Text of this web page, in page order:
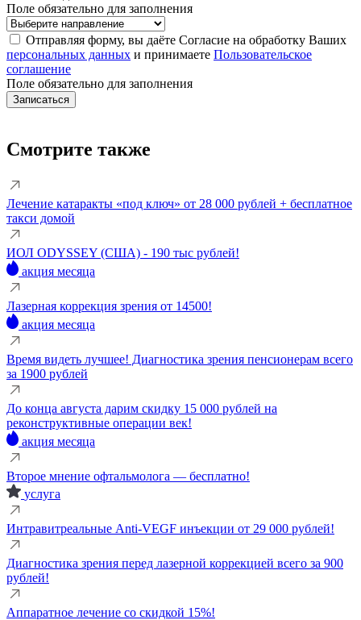
Поле обязательно для заполнения
Отправляя форму, вы даёте Согласие на обработку Ваших
персональных данных и принимаете Пользовательское
соглашение
Поле обязательно для заполнения
Смотрите также
Лечение катаракты «под ключ» от 28 000 рублей + бесплатное
такси домой
ИОЛ ODYSSEY (США) - 190 тыс рублей!
акция месяца
Лазерная коррекция зрения от 14500!
акция месяца
Время видеть лучшее! Диагностика зрения пенсионерам всего
за 1900 рублей
До конца августа дарим скидку 15 000 рублей на
реконструктивные операции век!
акция месяца
Второе мнение офтальмолога — бесплатно!
услуга
Интравитреальные Anti-VEGF инъекции от 29 000 рублей!
Диагностика зрения перед лазерной коррекцией всего за 900
рублей!
Аппаратное лечение со скидкой 15%!